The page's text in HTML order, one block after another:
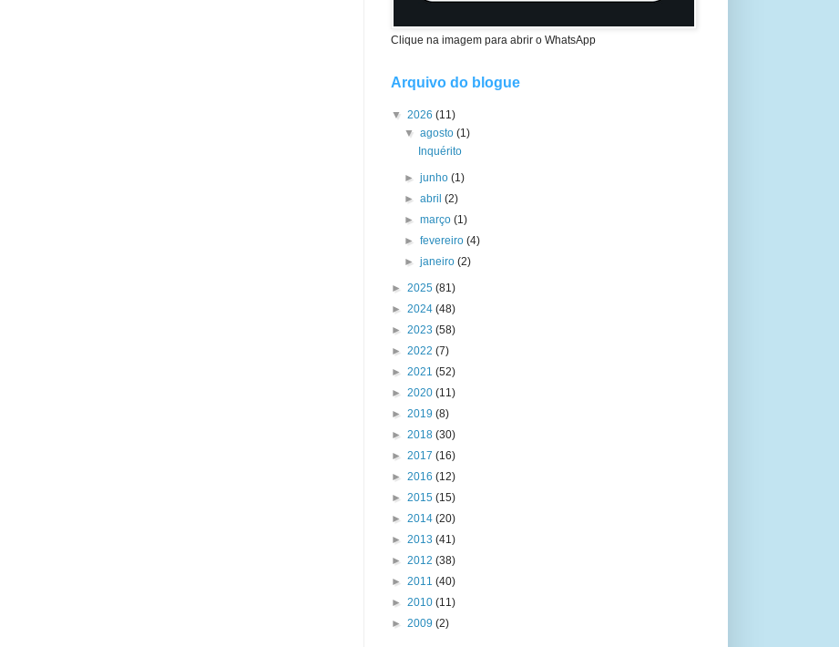
Clique na imagem para abrir o WhatsApp
Arquivo do blogue
▼ 2026 (11)
▼agosto(1)
Inquérito
►junho(1)
►abril(2)
►março(1)
►fevereiro(4)
►janeiro(2)
► 2025 (81)
► 2024 (48)
► 2023 (58)
► 2022 (7)
► 2021 (52)
► 2020 (11)
► 2019 (8)
► 2018 (30)
► 2017 (16)
► 2016 (12)
► 2015 (15)
► 2014 (20)
► 2013 (41)
► 2012 (38)
► 2011 (40)
► 2010 (11)
► 2009 (2)